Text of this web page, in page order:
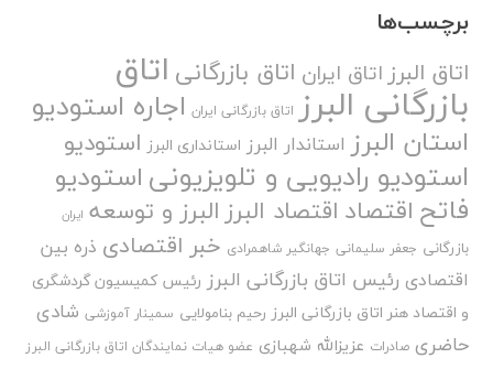
برچسب‌ها
اتاق البرز اتاق ایران اتاق بازرگانی اتاق
بازرگانی البرز اتاق بازرگانی ایران اجاره استودیو
استان البرز استاندار البرز استانداری البرز استودیو
استودیو رادیویی و تلویزیونیاستودیو
فاتح اقتصاد اقتصاد البرزالبرز و توسعه ایران
بازرگانی جعفر سلیمانی جهانگیر شاهمرادی خبر اقتصادی ذره بین
اقتصادی رئیس اتاق بازرگانی البرز رئیس کمیسیون گردشگری
و اقتصاد هنر اتاق بازرگانی البرز رحیم بنامولایی سمینار آموزشی شادی
حاضری صادرات عزیزالله شهبازی عضو هیات نمایندگان اتاق بازرگانی البرز